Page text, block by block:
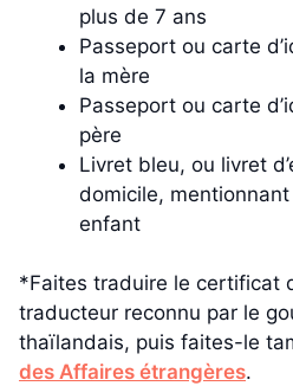
plus de 7 ans
Passeport ou carte
la mère
Passeport ou carte
père
Livret bleu, ou livret
domicile,
enfant
*Faites traduire le certificat
traducteur reconnu par le
thaïlandais, puis faites-le
des Affaires étrangères.